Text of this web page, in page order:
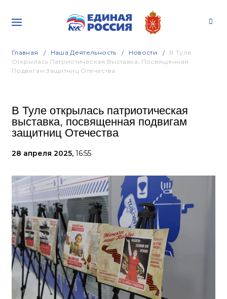
Главная Наша Деятельность Новости
В Туле
Открылась Патриотическая Выставка, Посвященная
Подвигам Защитниц Отечества
В Туле открылась патриотическая
выставка, посвященная подвигам
защитниц Отечества
28 апреля 2025, 16:55